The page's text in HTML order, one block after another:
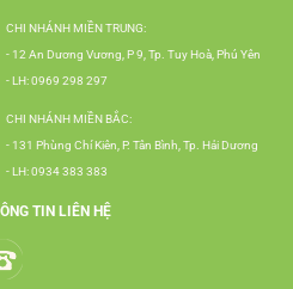
CHI NHÁNH MIỀN TRUNG:
- 12 An Dương Vương, P 9, Tp. Tuy Hoà, Phú Yên
- LH: 0969 298 297
CHI NHÁNH MIỀN BẮC:
- 131 Phùng Chí Kiên, P. Tân Bình, Tp. Hải Dương
- LH: 0934 383 383
TIN LIÊN HỆ